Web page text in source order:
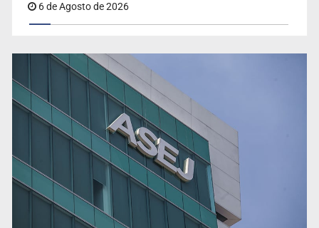
Ex policía es detenido por agresión y amenzas contra
su pareja
6 de Agosto de 2026